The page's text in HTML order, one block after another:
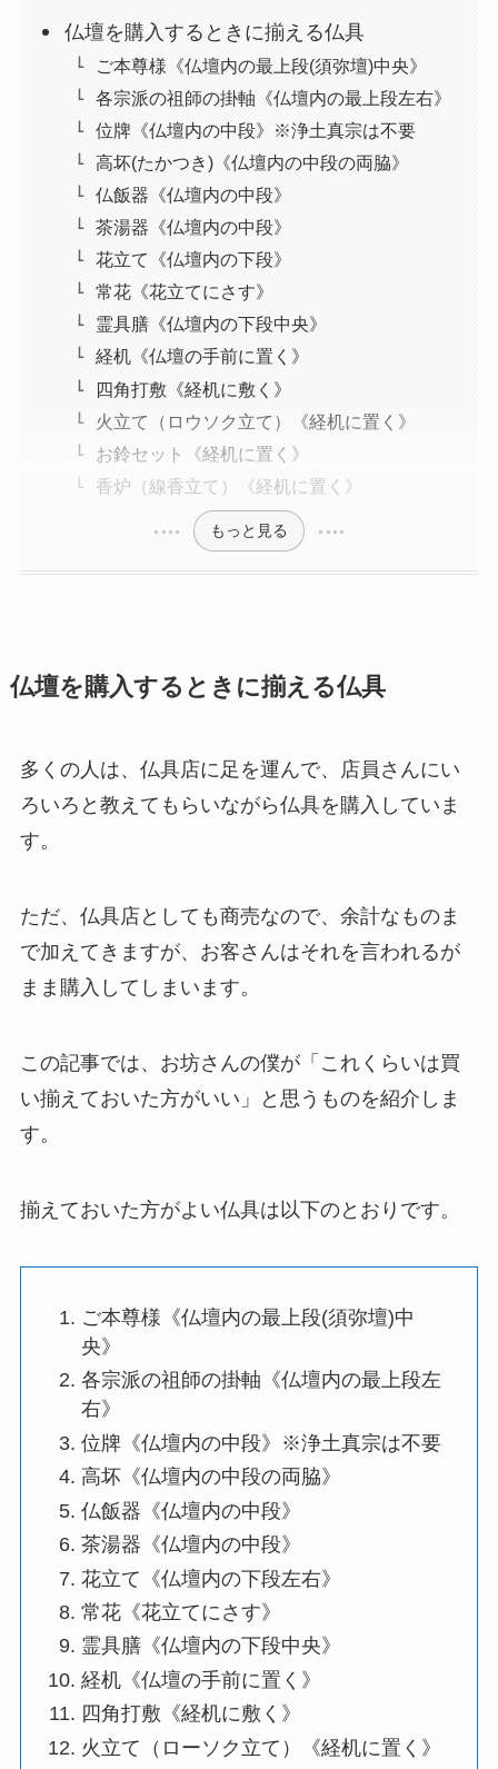
仏壇を購入するときに揃える仏具
ご本尊様《仏壇内の最上段(須弥壇)中央》
各宗派の祖師の掛軸《仏壇内の最上段左右》
位牌《仏壇内の中段》※浄土真宗は不要
高坏(たかつき)《仏壇内の中段の両脇》
仏飯器《仏壇内の中段》
茶湯器《仏壇内の中段》
花立て《仏壇内の下段》
常花《花立てにさす》
霊具膳《仏壇内の下段中央》
経机《仏壇の手前に置く》
四角打敷《経机に敷く》
火立て（ロウソク立て）《経机に置く》
お鈴セット《経机に置く》
香炉（線香立て）《経机に置く》
もっと見る
仏壇を購入するときに揃える仏具
多くの人は、仏具店に足を運んで、店員さんにい
ろいろと教えてもらいながら仏具を購入していま
す。
ただ、仏具店としても商売なので、余計なものま
で加えてきますが、お客さんはそれを言われるが
まま購入してしまいます。
この記事では、お坊さんの僕が「これくらいは買
い揃えておいた方がいい」と思うものを紹介しま
す。
揃えておいた方がよい仏具は以下のとおりです。
ご本尊様《仏壇内の最上段(須弥壇)中
央》
各宗派の祖師の掛軸《仏壇内の最上段左
右》
位牌《仏壇内の中段》※浄土真宗は不要
高坏《仏壇内の中段の両脇》
仏飯器《仏壇内の中段》
茶湯器《仏壇内の中段》
花立て《仏壇内の下段左右》
常花《花立てにさす》
霊具膳《仏壇内の下段中央》
経机《仏壇の手前に置く》
四角打敷《経机に敷く》
火立て（ローソク立て）《経机に置く》